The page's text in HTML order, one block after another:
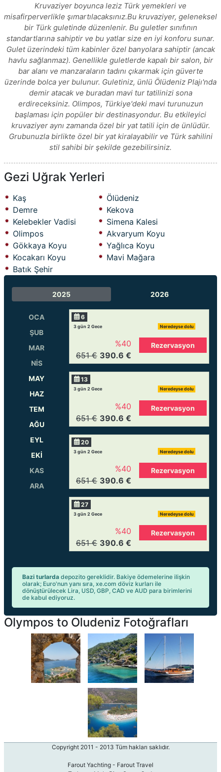
Kruvaziyer boyunca leziz Türk yemekleri ve
misafirperverlikle şımartılacaksınız.Bu kruvaziyer, geleneksel
bir Türk guletinde düzenlenir. Bu guletler sınıfının
standartlarına sahiptir ve bu yatlar size en iyi konforu sunar.
Gulet üzerindeki tüm kabinler özel banyolara sahiptir (ancak
havlu sağlanmaz). Genellikle guletlerde kapalı bir salon, bir
bar alanı ve manzaraların tadını çıkarmak için güverte
üzerinde bolca yer bulunur. Guletiniz, ünlü Ölüdeniz Plajı'nda
demir atacak ve buradan mavi tur tatilinizi sona
erdireceksiniz. Olimpos, Türkiye'deki mavi turunuzun
başlaması için popüler bir destinasyondur. Bu etkileyici
kruvaziyer aynı zamanda özel bir yat tatili için de ünlüdür.
Grubunuzla birlikte özel bir yat kiralayabilir ve Türk sahilini
stil sahibi bir şekilde gezebilirsiniz.
Gezi Uğrak Yerleri
Kaş
Ölüdeniz
Demre
Kekova
Kelebekler Vadisi
Simena Kalesi
Olimpos
Akvaryum Koyu
Gökkaya Koyu
Yağlıca Koyu
Kocakarı Koyu
Mavi Mağara
Batık Şehir
2025 2026
OCA
ŞUB
MAR
NİS
MAY
HAZ
TEM
AĞU
EYL
EKİ
KAS
ARA
6
3 gün 2 Gece Neredeyse dolu
%40
651 € 390.6 €
Rezervasyon
13
3 gün 2 Gece Neredeyse dolu
%40
651 € 390.6 €
Rezervasyon
20
3 gün 2 Gece Neredeyse dolu
%40
651 € 390.6 €
Rezervasyon
27
3 gün 2 Gece Neredeyse dolu
%40
651 € 390.6 €
Rezervasyon
Bazi turlarda depozito gereklidir. Bakiye ödemelerine ilişkin
olarak; Euro'nun yanı sıra, xe.com döviz kurları ile
dönüştürülecek Lira, USD, GBP, CAD ve AUD para birimlerini
de kabul ediyoruz.
Olympos to Oludeniz Fotoğrafları
Copyright 2011 - 2013 Tüm hakları saklıdır.
Farout Yachting - Farout Travel